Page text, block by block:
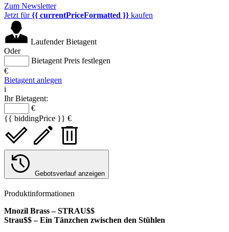
Zum Newsletter
Jetzt für{{ currentPriceFormatted }} kaufen
Laufender Bietagent
Oder
Bietagent Preis festlegen
€
Bietagent anlegen
i
Ihr Bietagent:
€
{{ biddingPrice }} €
Gebotsverlauf anzeigen
Produktinformationen
Mnozil Brass – STRAU$$
Strau$$ – Ein Tänzchen zwischen den Stühlen